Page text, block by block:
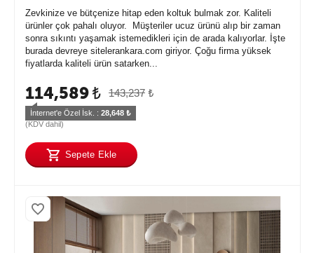
Zevkinize ve bütçenize hitap eden koltuk bulmak zor. Kaliteli
ürünler çok pahalı oluyor. Müşteriler ucuz ürünü alıp bir zaman
sonra sıkıntı yaşamak istemedikleri için de arada kalıyorlar. İşte
burada devreye sitelerankara.com giriyor. Çoğu firma yüksek
fiyatlarda kaliteli ürün satarken...
143,237 ₺
114,589₺
İnternet'e Özel İsk. : 28,648 ₺
(KDV dahil)
Sepete Ekle